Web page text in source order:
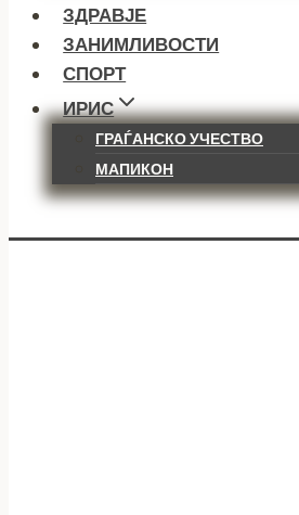
ЗДРАВЈЕ
ЗАНИМЛИВОСТИ
СПОРТ
ИРИС
ГРАЃАНСКО УЧЕСТВО
МАПИКОН